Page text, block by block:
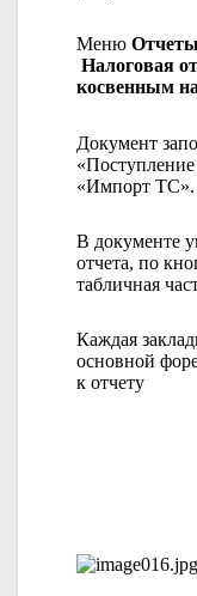
Меню Отчеты
Налоговая
косвенным
Документ
«Импорт ТС».
В документе
отчета, по
табличная
Каждая
основной
к отчету